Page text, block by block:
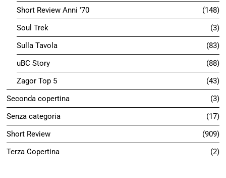
02
Lorenzo Mattotti e il teatro Verdi di Pisa
Le strepitose illustrazioni per la stagione dell'Opera 2026…